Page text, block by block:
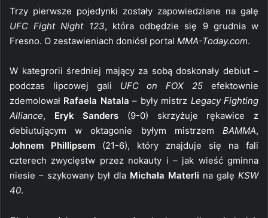
Trzy pierwsze pojedynki zostały zapowiedziane na galę
UFC Fight Night 123, która odbędzie się 9 grudnia w
Fresno. O zestawieniach doniósł portal MMA-Today.com.
W kategrorii średniej mający za sobą doskonały debiut –
podczas lipcowej gali UFC on FOX 25 efektownie
zdemolował Rafaela Natala – były mistrz Legacy Fighting
Alliance, Eryk Sanders (9-0) skrzyżuje rękawice z
debiutującym w oktagonie byłym mistrzem BAMMA,
Johnem Phillipsem (21-6), który znajduje się na fali
czterech zwycięstw przez nokauty i – jak wieść gminna
niesie – szykowany był dla Michała Materli na galę KSW
40.